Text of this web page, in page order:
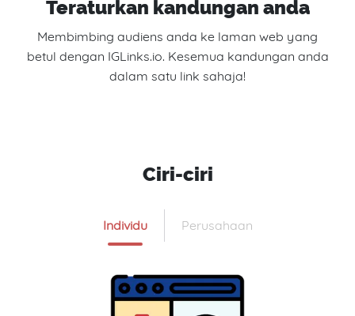
Teraturkan kandungan anda
Membimbing audiens anda ke laman web yang
betul dengan IGLinks.io. Kesemua kandungan anda
dalam satu link sahaja!
Ciri-ciri
Individu Perusahaan